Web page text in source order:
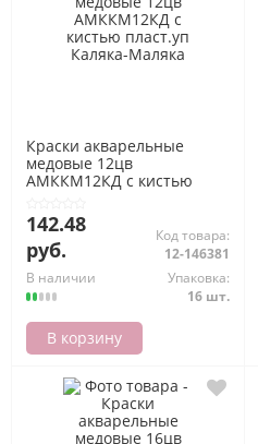
Краски акварельные
медовые 12цв
АМККМ12КД с кистью
142.48
руб.
Код товара:
12-146381
В наличии
Упаковка:
16 шт.
В корзину